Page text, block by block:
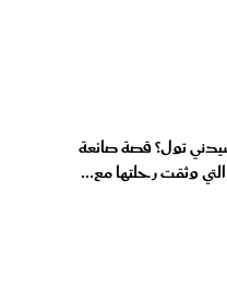
تول؟ قصة صانعة
وثقت رحلتها مع...